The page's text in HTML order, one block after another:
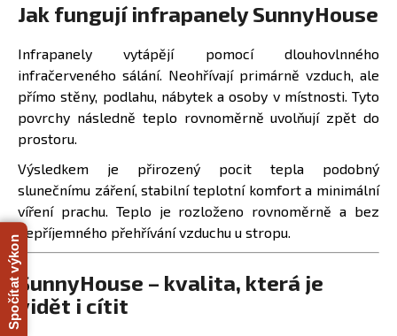
Jak fungují infrapanely SunnyHouse
Infrapanely vytápějí pomocí dlouhovlnného
infračerveného sálání. Neohřívají primárně vzduch, ale
přímo stěny, podlahu, nábytek a osoby v místnosti. Tyto
povrchy následně teplo rovnoměrně uvolňují zpět do
prostoru.
Výsledkem je přirozený pocit tepla podobný
slunečnímu záření, stabilní teplotní komfort a minimální
víření prachu. Teplo je rozloženo rovnoměrně a bez
nepříjemného přehřívání vzduchu u stropu.
SunnyHouse – kvalita, která je
vidět i cítit
ř
e
b
u
j
e
t
e
n
a
j
í
t
?
Spočítat výkon